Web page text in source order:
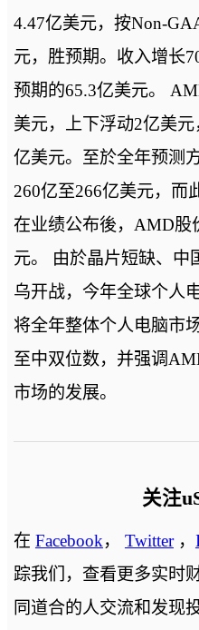
4.47亿美元，按Non-
元，胜预期。收入增长
预期的65.3亿美元。
美元，上下浮动2亿美
亿美元。至於全年预测
260亿至266亿美元，而
在业绩公布後，AMD股
元。 由於晶片短缺、中
乌开战，今年全球个人
将全年整体个人电脑市
至中双位数，并强调
市场的发展。
关注
在 Facebook， Twitter，
踪我们，查看更多实时
同道合的人交流和发现